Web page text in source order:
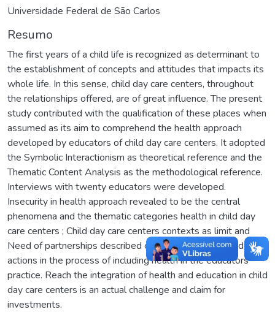
Universidade Federal de São Carlos
Resumo
The first years of a child life is recognized as determinant to
the establishment of concepts and attitudes that impacts its
whole life. In this sense, child day care centers, throughout
the relationships offered, are of great influence. The present
study contributed with the qualification of these places when
assumed as its aim to comprehend the health approach
developed by educators of child day care centers. It adopted
the Symbolic Interactionism as theoretical reference and the
Thematic Content Analysis as the methodological reference.
Interviews with twenty educators were developed.
Insecurity in health approach revealed to be the central
phenomena and the thematic categories health in child day
care centers ; Child day care centers contexts as limit and
Need of partnerships described conceptions, needs and
actions in the process of including health in the educators
practice. Reach the integration of health and education in child
day care centers is an actual challenge and claim for
investments.